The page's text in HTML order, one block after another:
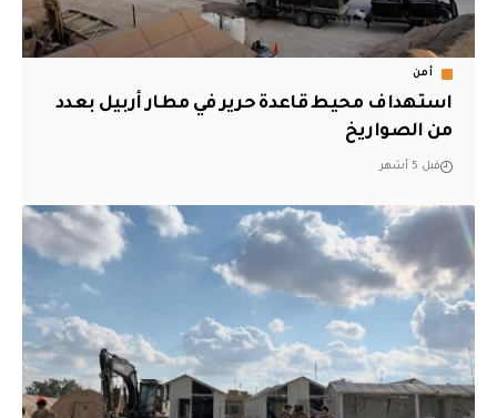
أمن
استهداف محيط قاعدة حرير في مطار أربيل بعدد
من الصواريخ
قبل 5 أشهر